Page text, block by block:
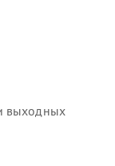
выходных